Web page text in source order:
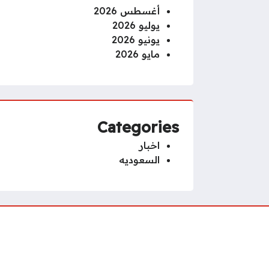
أغسطس 2026
يوليو 2026
يونيو 2026
مايو 2026
Categories
اخبار
السعوديه